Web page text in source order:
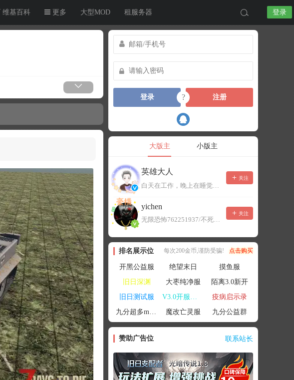
维基百科 更多 大型MOD 租服务器 登录
登录 ? 注册
大版主 小版主
英雄大人
白天在工作，晚上在睡觉，有事可以留言，不一定能及时回复！
关注
yichen
无限恐怖762251937/不死者末日1080207504
关注
排名展示位 每次200金币,谨防受骗! 点击购买
开黑公益服 绝望末日
摸鱼服
旧日深渊
大枣纯净服
陌离3.0新开
旧日测试服
V3.0开服联机
疫病启示录
九分超多mod群
魔改亡灵服 九分公益群
赞助广告位 联系站长